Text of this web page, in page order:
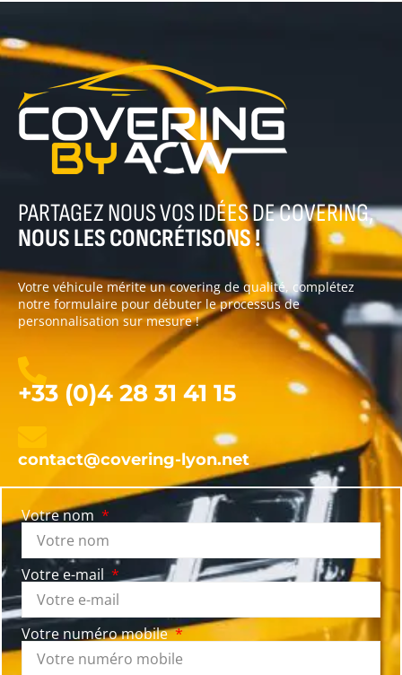
PARTAGEZ NOUS VOS IDÉES DE COVERING,
NOUS LES CONCRÉTISONS !
Votre véhicule mérite un covering de qualité, complétez
notre formulaire pour débuter le processus de
personnalisation sur mesure !
+33 (0)4 28 31 41 15
contact@covering-lyon.net
Votre nom
Votre e-mail
Votre numéro mobile